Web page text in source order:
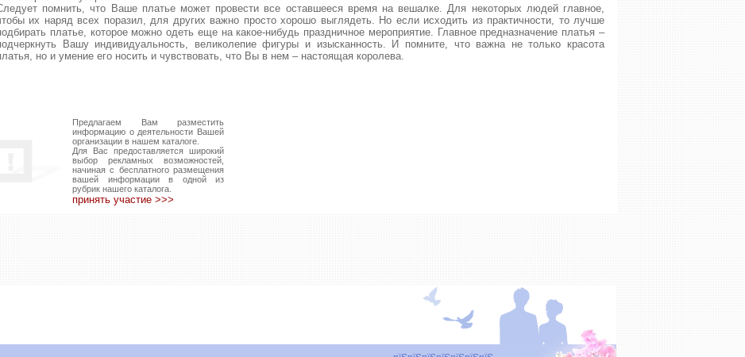
помнить, что Ваше платье может провести все оставшееся время на вешалке. Для некоторых людей главное,
их наряд всех поразил, для других важно просто хорошо выглядеть. Но если исходить из практичности, то лучше
платье, которое можно одеть еще на какое-нибудь праздничное мероприятие. Главное предназначение платья –
Вашу индивидуальность, великолепие фигуры и изысканность. И помните, что важна не только красота
но и умение его носить и чувствовать, что Вы в нем – настоящая королева.
Предлагаем Вам разместить
информацию о деятельности Вашей
организации в нашем каталоге.
Для Вас предоставляется широкий
выбор рекламных возможностей,
начиная с бесплатного размещения
вашей информации в одной из
рубрик нашего каталога.
принять участие >>>